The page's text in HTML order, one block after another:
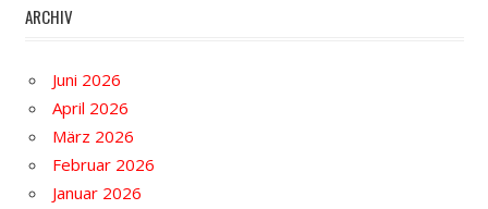
ARCHIV
Juni 2026
April 2026
März 2026
Februar 2026
Januar 2026